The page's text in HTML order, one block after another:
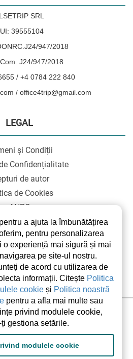
SRL
39555104
947/2018
J24/947/2018
/ +4 0784 222 840
/ office4trip@gmail.com
LEGAL
și Condiții
Confidențialitate
de autor
de Cookies
ANPC
SOL
Toate drepturile rezervate.
a ajuta la îmbunătățirea
pentru personalizarea
o experiență mai sigură și mai
pe site-ul nostru.
de acord cu utilizarea de
informații. Citește Politica
cookie și Politica noastră
pentru a afla mai multe sau
privind modulele cookie,
gestiona setările.
modulele cookie